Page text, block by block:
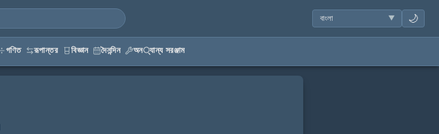
🌙
গণিত রূপান্তর বিজ্ঞান দৈনন্দিন অন्যান্য সরঞ্জাম